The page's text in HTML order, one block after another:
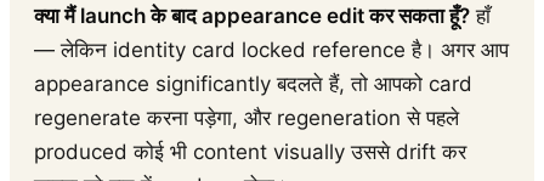
क्या मैं launch के बाद appearance edit कर सकता हूँ? हाँ
— लेकिन identity card locked reference है। अगर आप
appearance significantly बदलते हैं, तो आपको card
regenerate करना पड़ेगा, और regeneration से पहले
produced कोई भी content visually उससे drift कर